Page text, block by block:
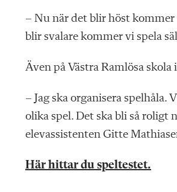
– Nu när det blir höst kommer
blir svalare kommer vi spela
Även på Västra Ramlösa
– Jag ska organisera
olika spel. Det ska bli så roligt
elevassistenten Gitte
Här hittar du speltestet.